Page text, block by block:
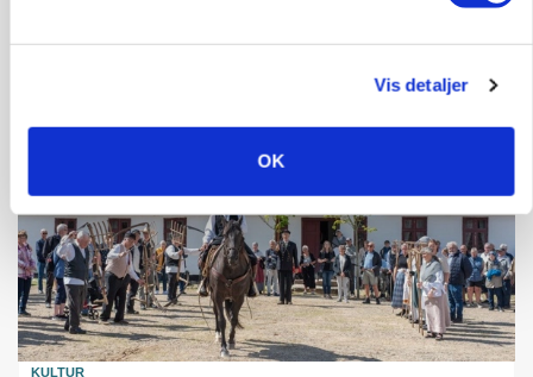
Vis detaljer
OK
Bønder holder vagt ved Rusland
KULTUR